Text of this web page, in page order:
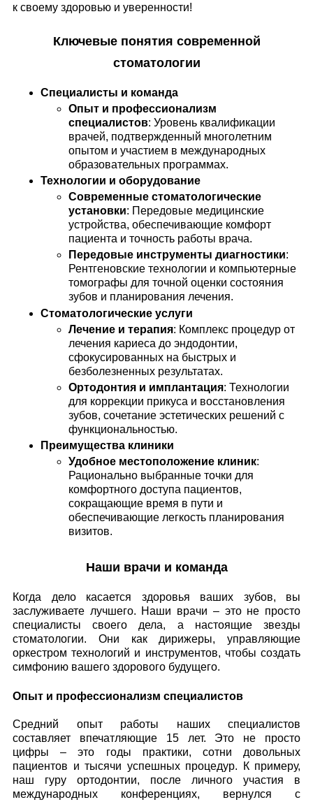
к своему здоровью и уверенности!
Ключевые понятия современной
стоматологии
Специалисты и команда
Опыт и профессионализм
специалистов: Уровень квалификации
врачей, подтвержденный многолетним
опытом и участием в международных
образовательных программах.
Технологии и оборудование
Современные стоматологические
установки: Передовые медицинские
устройства, обеспечивающие комфорт
пациента и точность работы врача.
Передовые инструменты диагностики:
Рентгеновские технологии и компьютерные
томографы для точной оценки состояния
зубов и планирования лечения.
Стоматологические услуги
Лечение и терапия: Комплекс процедур от
лечения кариеса до эндодонтии,
сфокусированных на быстрых и
безболезненных результатах.
Ортодонтия и имплантация: Технологии
для коррекции прикуса и восстановления
зубов, сочетание эстетических решений с
функциональностью.
Преимущества клиники
Удобное местоположение клиник:
Рационально выбранные точки для
комфортного доступа пациентов,
сокращающие время в пути и
обеспечивающие легкость планирования
визитов.
Наши врачи и команда
Когда дело касается здоровья ваших зубов, вы
заслуживаете лучшего. Наши врачи – это не просто
специалисты своего дела, а настоящие звезды
стоматологии. Они как дирижеры, управляющие
оркестром технологий и инструментов, чтобы создать
симфонию вашего здорового будущего.
Опыт и профессионализм специалистов
Средний опыт работы наших специалистов
составляет впечатляющие 15 лет. Это не просто
цифры – это годы практики, сотни довольных
пациентов и тысячи успешных процедур. К примеру,
наш гуру ортодонтии, после личного участия в
международных конференциях, вернулся с